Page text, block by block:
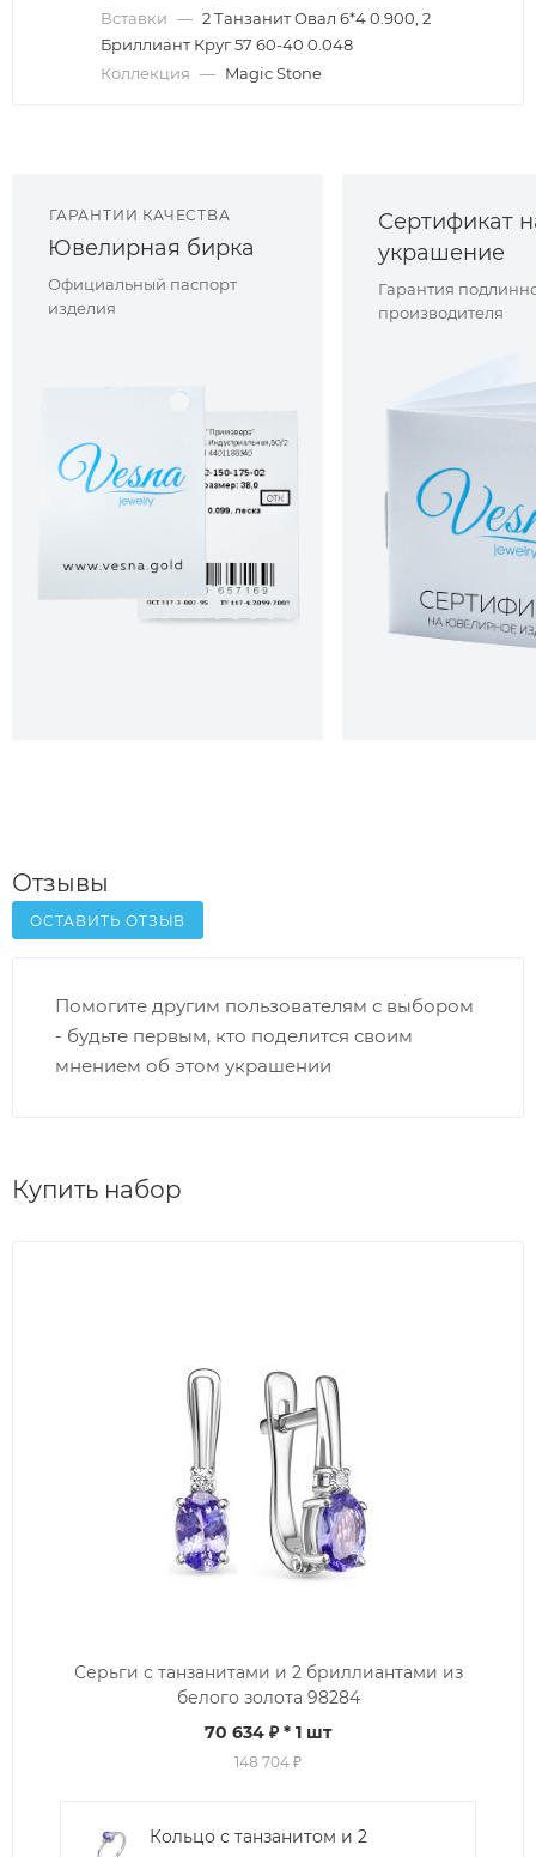
Вставки — 2 Танзанит Овал 6*4 0.900, 2
Бриллиант Круг 57 60-40 0.048
Коллекция — Magic Stone
ГАРАНТИИ КАЧЕСТВА
Ювелирная бирка
Официальный паспорт
изделия
Сертификат
украшение
Гарантия
производителя
Отзывы
ОСТАВИТЬ ОТЗЫВ
Помогите другим пользователям с выбором
- будьте первым, кто поделится своим
мнением об этом украшении
Купить набор
Серьги с танзанитами и 2 бриллиантами из
белого золота 98284
70 634 ₽ * 1 шт
148 704 ₽
Кольцо с танзанитом и 2